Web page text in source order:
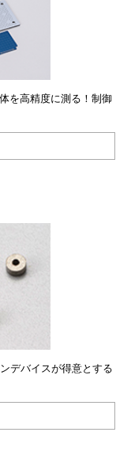
を高精度に測る！制御
デバイスが得意とする